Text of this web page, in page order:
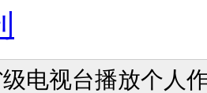
电视台播放个人